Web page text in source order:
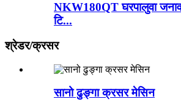
NKW180QT घरपालुवा
टि...
श्रेडर/क्रसर
सानो ढुङ्गा क्रसर मेसिन